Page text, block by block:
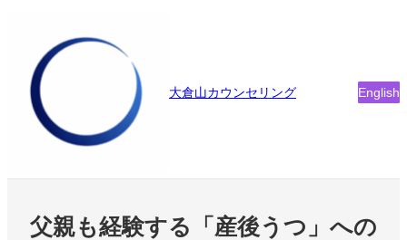
大倉山カウンセリング English
父親も経験する「産後うつ」への